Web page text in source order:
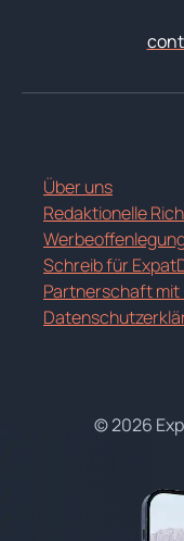
Über uns
Redaktionelle
Schreib für
Partnerschaft mit
© 2026